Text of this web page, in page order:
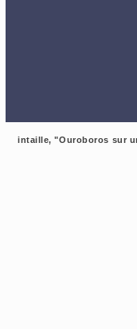
intaille, "Ouroboros sur